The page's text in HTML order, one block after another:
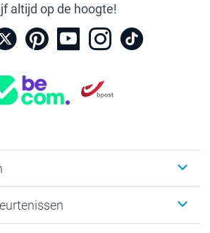
altijd op de hoogte!